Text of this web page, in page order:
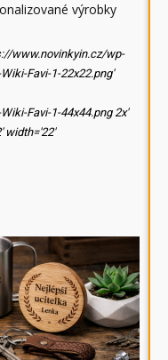
výrobky
www.novinkyin.cz/wp-
Favi-1-22x22.png'
Favi-1-44x44.png 2x'
width='22'